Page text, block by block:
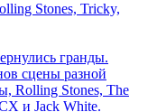
Stones, Tricky,
гранды.
сцены разной
Rolling Stones, The
и Jack White.